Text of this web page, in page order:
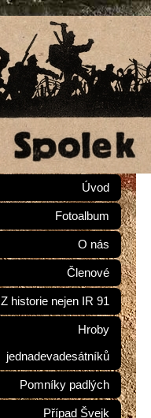
Úvod
Fotoalbum
O nás
Členové
Z historie nejen IR 91
Hroby
jednadevadesátníků
Pomníky padlých
Případ Švejk